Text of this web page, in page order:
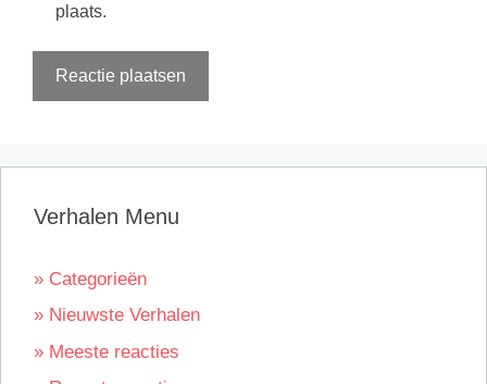
plaats.
Verhalen Menu
» Categorieën
» Nieuwste Verhalen
» Meeste reacties